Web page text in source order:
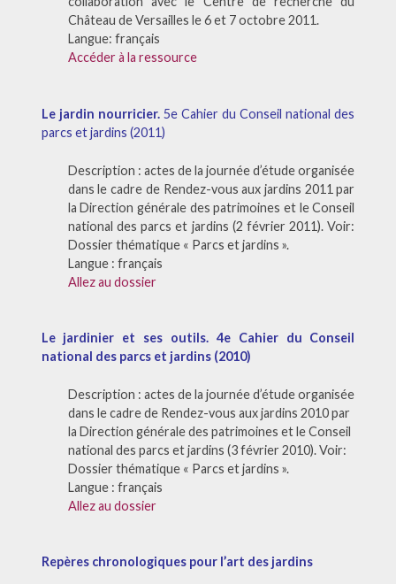
Château de Versailles le 6 et 7 octobre 2011.
Langue: français
Accéder à la ressource
Le jardin nourricier.5e Cahier du Conseil national des
parcs et jardins (2011)
Description : actes de la journée d’étude organisée
dans le cadre de Rendez-vous aux jardins 2011 par
la Direction générale des patrimoines et le Conseil
national des parcs et jardins (2 février 2011). Voir:
Dossier thématique « Parcs et jardins ».
Langue : français
Allez au dossier
Le jardinier et ses outils. 4e Cahier du Conseil
national des parcs et jardins (2010)
Description : actes de la journée d’étude organisée
dans le cadre de Rendez-vous aux jardins 2010 par
la Direction générale des patrimoines et le Conseil
national des parcs et jardins (3 février 2010). Voir:
Dossier thématique « Parcs et jardins ».
Langue : français
Allez au dossier
Repères chronologiques pour l’art des jardins